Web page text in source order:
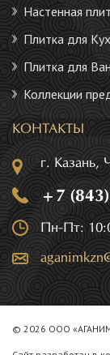
Настенная
Плитка для
Плитка для
Коллекции
КОНТАКТЫ
г. Казань,
+7
Пн-Пт:
© 2026 ООО